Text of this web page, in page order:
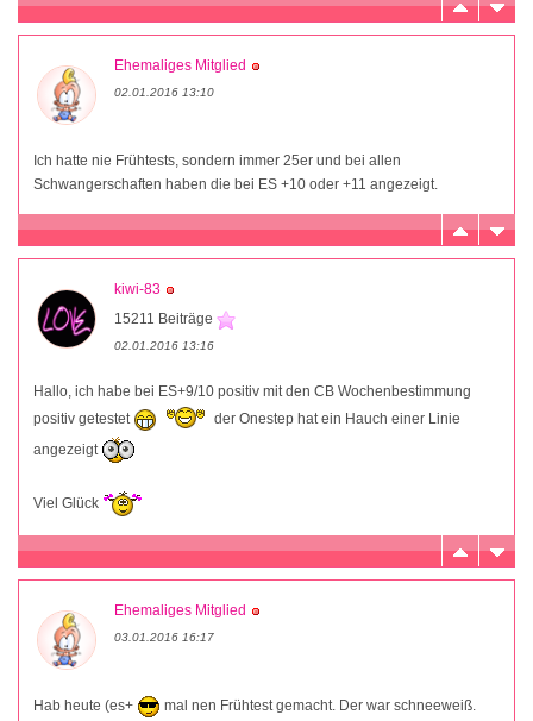
Ehemaliges Mitglied
02.01.2016 13:10
Ich hatte nie Frühtests, sondern immer 25er und bei allen
Schwangerschaften haben die bei ES +10 oder +11 angezeigt.
kiwi-83
15211 Beiträge
02.01.2016 13:16
Hallo, ich habe bei ES+9/10 positiv mit den CB Wochenbestimmung
positiv getestet
der Onestep hat ein Hauch einer Linie
angezeigt
Viel Glück
Ehemaliges Mitglied
03.01.2016 16:17
Hab heute (es+
mal nen Frühtest gemacht. Der war schneeweiß.